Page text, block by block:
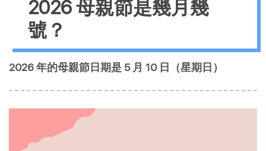
2026 母親節是幾月幾
號？
2026 年的母親節日期是 5 月 10 日（星期日）